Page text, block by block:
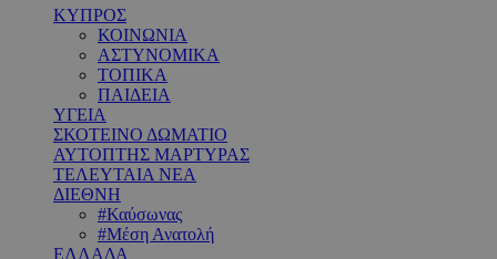
ΚΥΠΡΟΣ
ΚΟΙΝΩΝΙΑ
ΑΣΤΥΝΟΜΙΚΑ
ΤΟΠΙΚΑ
ΠΑΙΔΕΙΑ
ΥΓΕΙΑ
ΣΚΟΤΕΙΝΟ ΔΩΜΑΤΙΟ
ΑΥΤΟΠΤΗΣ ΜΑΡΤΥΡΑΣ
ΤΕΛΕΥΤΑΙΑ ΝΕΑ
ΔΙΕΘΝΗ
#Καύσωνας
#Μέση Ανατολή
ΕΛΛΑΔΑ